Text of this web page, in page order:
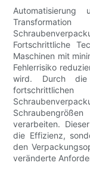
Fortschrittliche
Maschinen mit
Fehlerrisiko
wird. Durch die
fortschrittlichen
verarbeiten.
die Effizienz,
den
veränderte